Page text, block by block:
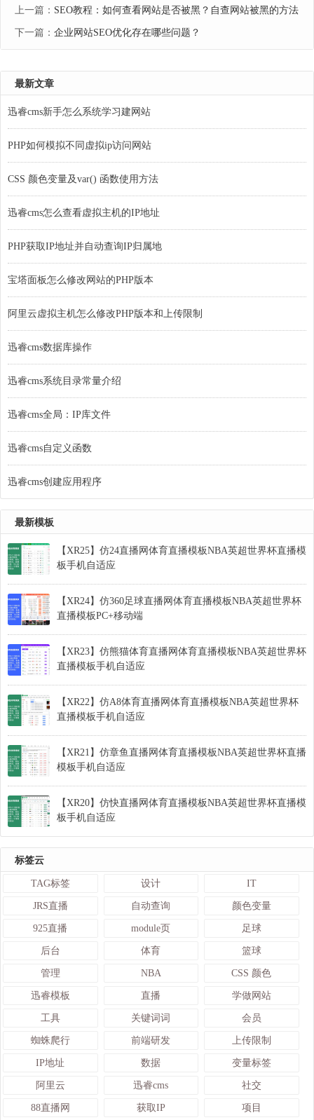
上一篇： SEO教程：如何查看网站是否被黑？自查网站被黑的方法
下一篇： 企业网站SEO优化存在哪些问题？
最新文章
迅睿cms新手怎么系统学习建网站
PHP如何模拟不同虚拟ip访问网站
CSS 颜色变量及var() 函数使用方法
迅睿cms怎么查看虚拟主机的IP地址
PHP获取IP地址并自动查询IP归属地
宝塔面板怎么修改网站的PHP版本
阿里云虚拟主机怎么修改PHP版本和上传限制
迅睿cms数据库操作
迅睿cms系统目录常量介绍
迅睿cms全局：IP库文件
迅睿cms自定义函数
迅睿cms创建应用程序
最新模板
【XR25】仿24直播网体育直播模板NBA英超世界杯直播模
板手机自适应
【XR24】仿360足球直播网体育直播模板NBA英超世界杯
直播模板PC+移动端
【XR23】仿熊猫体育直播网体育直播模板NBA英超世界杯
直播模板手机自适应
【XR22】仿A8体育直播网体育直播模板NBA英超世界杯
直播模板手机自适应
【XR21】仿章鱼直播网体育直播模板NBA英超世界杯直播
模板手机自适应
【XR20】仿快直播网体育直播模板NBA英超世界杯直播模
板手机自适应
标签云
TAG标签 设计 IT
JRS直播 自动查询 颜色变量
925直播 module页 足球
后台 体育 篮球
管理 NBA CSS 颜色
迅睿模板 直播 学做网站
工具 关键词词 会员
蜘蛛爬行 前端研发 上传限制
IP地址 数据 变量标签
阿里云 迅睿cms 社交
88直播网 获取IP 项目